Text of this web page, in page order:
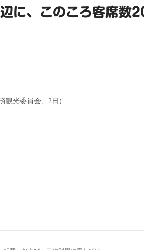
に、このころ客席
観光委員会、2日）